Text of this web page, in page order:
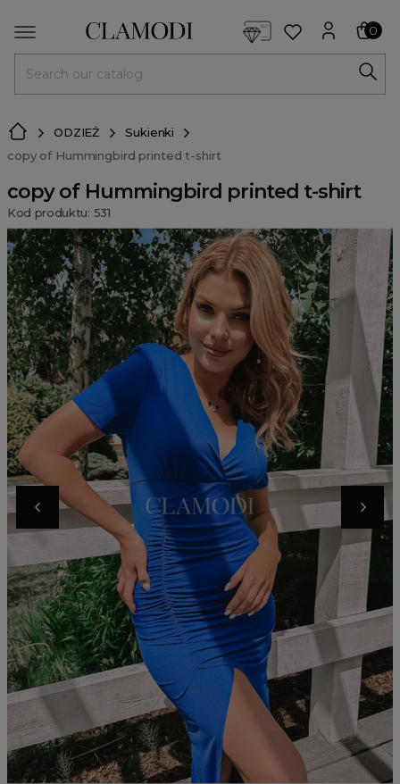
0
ODZIEŻ
Sukienki
copy of Hummingbird printed t-shirt
copy of Hummingbird printed t-shirt
Kod produktu: 531